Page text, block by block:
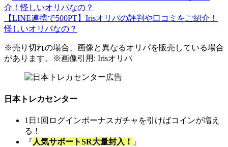
【LINE連携で500PT】Irisオリパの評判や口コミをご紹介！
怪しいオリパなの？
※売り切れの場合、画像と異なるオリパを販売している場合
があります。※画像引用: Irisオリパ
日本トレカセンター
1日1回ログインボーナスガチャを引けばコインが増え
る！
『 人気サポートSR大量封入！ 』